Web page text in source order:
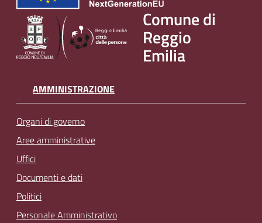
e
Seguici
su
Comune di
Reggio
Emilia
AMMINISTRAZIONE
Organi di governo
Aree amministrative
Uffici
Documenti e dati
Politici
Personale Amministrativo